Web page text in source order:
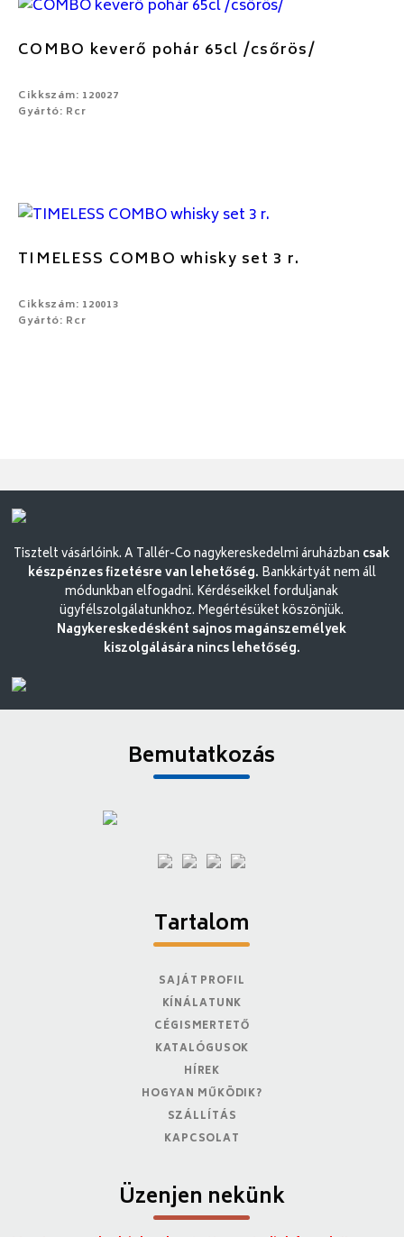
COMBO keverő pohár 65cl /csőrös/
Cikkszám: 120027
Gyártó: Rcr
TIMELESS COMBO whisky set 3 r.
Cikkszám: 120013
Gyártó: Rcr
Tisztelt vásárlóink. A Tallér-Co nagykereskedelmi áruházban csak
készpénzes fizetésre van lehetőség. Bankkártyát nem áll
módunkban elfogadni. Kérdéseikkel forduljanak
ügyfélszolgálatunkhoz. Megértésüket köszönjük.
Nagykereskedésként sajnos magánszemélyek
kiszolgálására nincs lehetőség.
Bemutatkozás
Tartalom
SAJÁT PROFIL
KÍNÁLATUNK
CÉGISMERTETŐ
KATALÓGUSOK
HÍREK
HOGYAN MŰKÖDIK?
SZÁLLÍTÁS
KAPCSOLAT
Üzenjen nekünk